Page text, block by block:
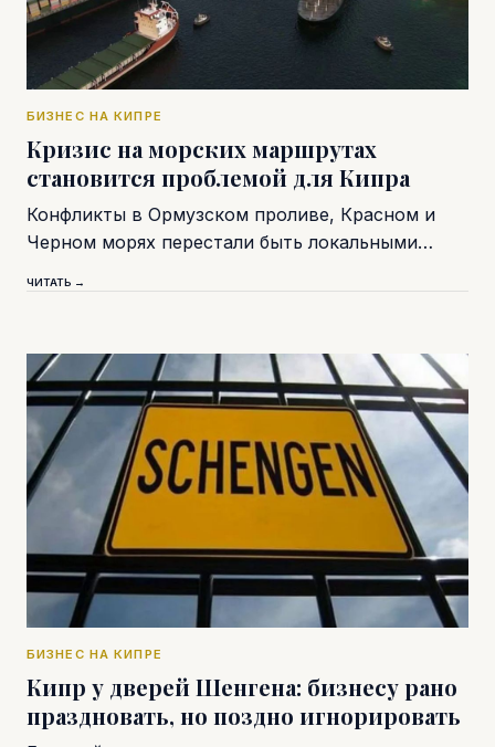
БИЗНЕС НА КИПРЕ
Кризис на морских маршрутах
становится проблемой для Кипра
Конфликты в Ормузском проливе, Красном и
Черном морях перестали быть локальными…
ЧИТАТЬ →
БИЗНЕС НА КИПРЕ
Кипр у дверей Шенгена: бизнесу рано
праздновать, но поздно игнорировать